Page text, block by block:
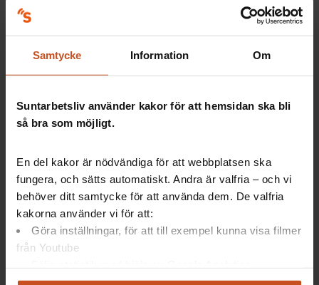
Samtycke Information Om
Suntarbetsliv använder kakor för att hemsidan ska bli
så bra som möjligt.
En del kakor är nödvändiga för att webbplatsen ska
fungera, och sätts automatiskt. Andra är valfria – och vi
behöver ditt samtycke för att använda dem. De valfria
kakorna använder vi för att:
Göra inställningar, för att till exempel kunna visa filmer
från Youtube
Analysera trafik för att kunna visa riktad information
Digitala verktyg
Säkerhetsdialogen
Förebygg hot och våld på jobbet med hjälp av
checklistor.…
SAM, Fysisk arbetsmiljö, OSA